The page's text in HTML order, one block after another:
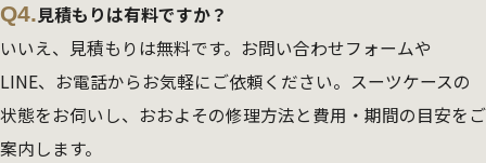
Q4.見積もりは有料ですか？
いいえ、見積もりは無料です。お問い合わせフォームや
LINE、お電話からお気軽にご依頼ください。スーツケースの
状態をお伺いし、おおよその修理方法と費用・期間の目安をご
案内します。